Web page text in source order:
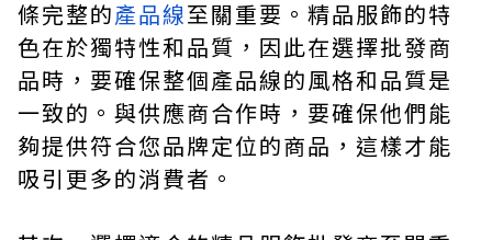
條完整的產品線至關重要。精品服飾的特
色在於獨特性和品質，因此在選擇批發商
品時，要確保整個產品線的風格和品質是
一致的。與供應商合作時，要確保他們能
夠提供符合您品牌定位的商品，這樣才能
吸引更多的消費者。